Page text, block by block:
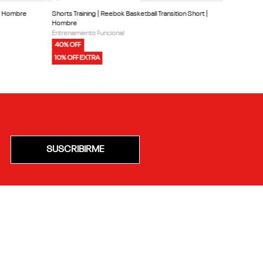
Hombre
Shorts Training | Reebok Basketball Transition Short |
Hombre
Entrenamiento Funcional
40% OFF
10% OFF EXTRA
SUSCRIBIRME